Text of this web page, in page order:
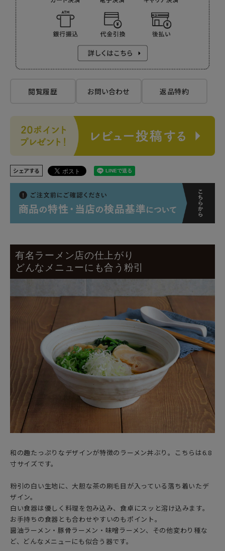
閲覧履歴 お問い合わせ 返品特約
シェアする
有名ラーメン店の仕上がり
どんなメニューにも合う粉引
和の趣たっぷりなデザインが特徴のラーメン丼ぶり。こちらは6.8
寸サイズです。
粉引の白い生地に、大胆な茶の刷毛目が入っている落ち着いたデ
ザイン。
白い食器は優しく料理を包み込み、食卓にスッと溶け込みます。
お手持ちの食器とも合わせやすいのもポイント。
醤油ラーメン・豚骨ラーメン・味噌ラーメン、その他変わり種な
ど、どんなメニューにも似合う器です。